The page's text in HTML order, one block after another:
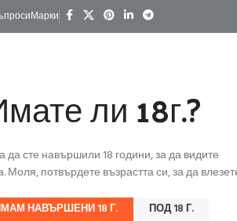
ли 18г.?
да сте навършили 18 години, за да видите
Моля, потвърдете възрастта си, за да
НАВЪРШЕНИ 18 Г. ПОД 18 Г.
Марки
Начало /